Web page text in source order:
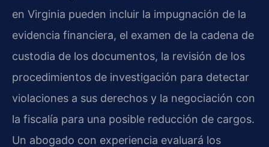
en Virginia pueden incluir la impugnación de la
evidencia financiera, el examen de la cadena de
custodia de los documentos, la revisión de los
procedimientos de investigación para detectar
violaciones a sus derechos y la negociación con
la fiscalía para una posible reducción de cargos.
Un abogado con experiencia evaluará los